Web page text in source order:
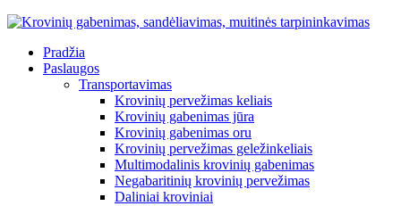
Pradžia
Paslaugos
Transportavimas
Krovinių pervežimas keliais
Krovinių gabenimas jūra
Krovinių gabenimas oru
Krovinių pervežimas geležinkeliais
Multimodalinis krovinių gabenimas
Negabaritinių krovinių pervežimas
Daliniai kroviniai